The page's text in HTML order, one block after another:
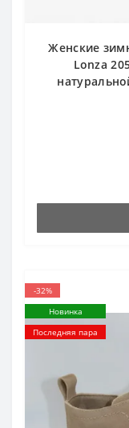
Женские
Lonza
-32%
Новинка
Последняя пара